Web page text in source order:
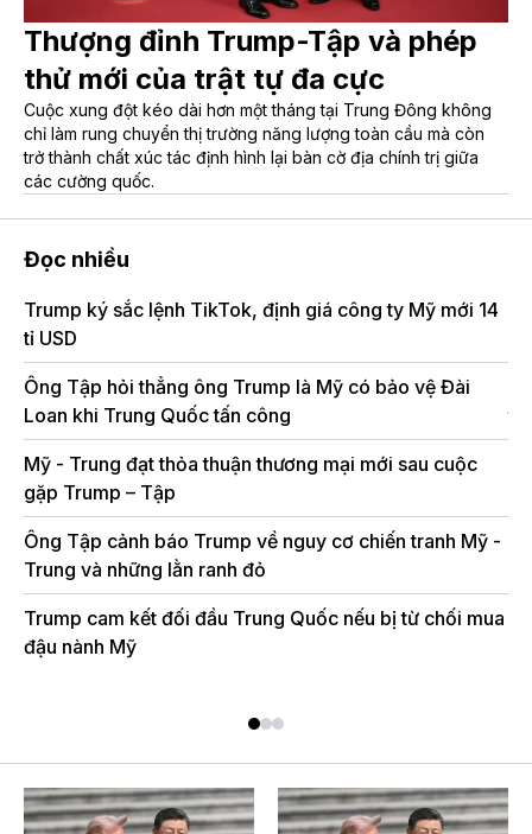
Thượng đỉnh Trump-Tập và phép
thử mới của trật tự đa cực
Cuộc xung đột kéo dài hơn một tháng tại Trung Đông không
chỉ làm rung chuyển thị trường năng lượng toàn cầu mà còn
trở thành chất xúc tác định hình lại bàn cờ địa chính trị giữa
các cường quốc.
Đọc nhiều
Trump ký sắc lệnh TikTok, định giá công ty Mỹ mới 14
tỉ USD
Ông Tập hỏi thẳng ông Trump là Mỹ có bảo vệ Đài
Loan khi Trung Quốc tấn công
Mỹ - Trung đạt thỏa thuận thương mại mới sau cuộc
gặp Trump – Tập
Ông Tập cảnh báo Trump về nguy cơ chiến tranh Mỹ -
Trung và những lằn ranh đỏ
Trump cam kết đối đầu Trung Quốc nếu bị từ chối mua
đậu nành Mỹ